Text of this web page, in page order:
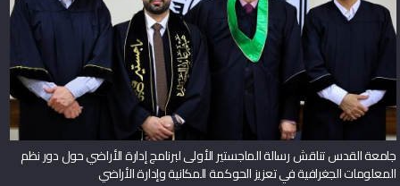
جامعة القدس تناقش رسالة الماجستير الأولى لبرنامج إدارة الأراضي حول دور نظم
المعلومات الجغرافية في تعزيز الحوكمة المكانية وإدارة الأراضي